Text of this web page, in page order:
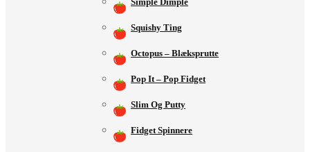
Squishy Ting
Octopus – Blæksprutte
Pop It – Pop Fidget
Slim Og Putty
Fidget Spinnere